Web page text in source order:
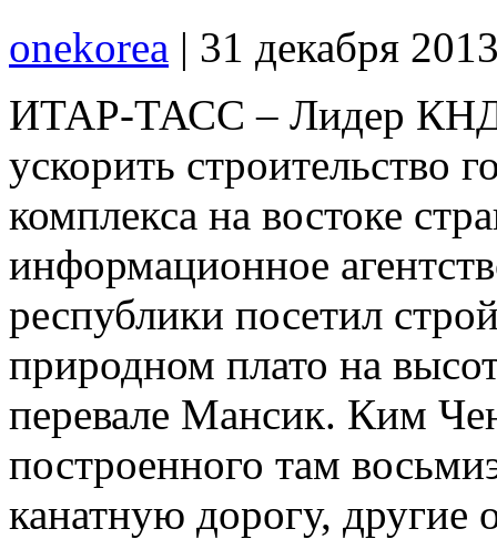
onekorea | 31 декабря
ИТАР-ТАСС – Лидер
ускорить строительство
комплекса на востоке
информационное
республики посетил
природном плато на
перевале Мансик. Ким
построенного там
канатную дорогу,